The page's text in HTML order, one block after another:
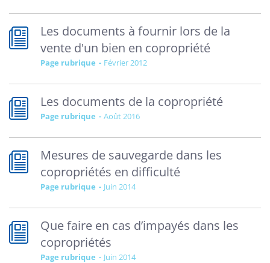
Les documents à fournir lors de la
vente d'un bien en copropriété
Page rubrique février 2012
Les documents de la copropriété
Page rubrique août 2016
Mesures de sauvegarde dans les
copropriétés en difficulté
Page rubrique juin 2014
Que faire en cas d’impayés dans les
copropriétés
Page rubrique juin 2014